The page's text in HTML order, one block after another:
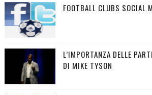
FOOTBALL CLUBS SOCIAL
L’IMPORTANZA DELLE
DI MIKE TYSON